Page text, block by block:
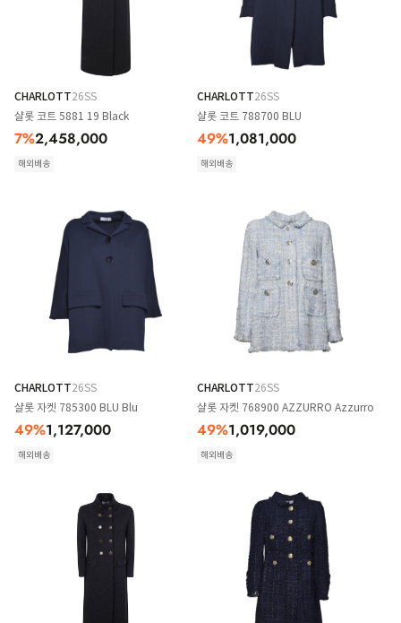
CHARLOTT26SS
샬롯 코트 5881 19 Black
7%2,458,000
해외배송
CHARLOTT26SS
샬롯 코트 788700 BLU
49%1,081,000
해외배송
CHARLOTT26SS
샬롯 자켓 785300 BLU Blu
49%1,127,000
해외배송
CHARLOTT26SS
샬롯 자켓 768900 AZZURRO Azzurro
49%1,019,000
해외배송